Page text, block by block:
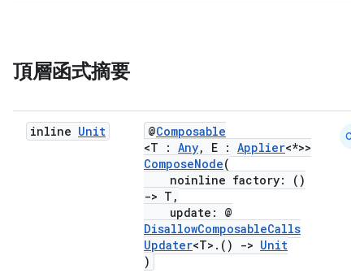
頂層函式摘要
inline Unit @Composable
<T : Any, E : Applier<*>>
ComposeNode(
noinline factory: ()
-> T,
update: @
DisallowComposableCalls
Updater<T>.() -> Unit
)
CM